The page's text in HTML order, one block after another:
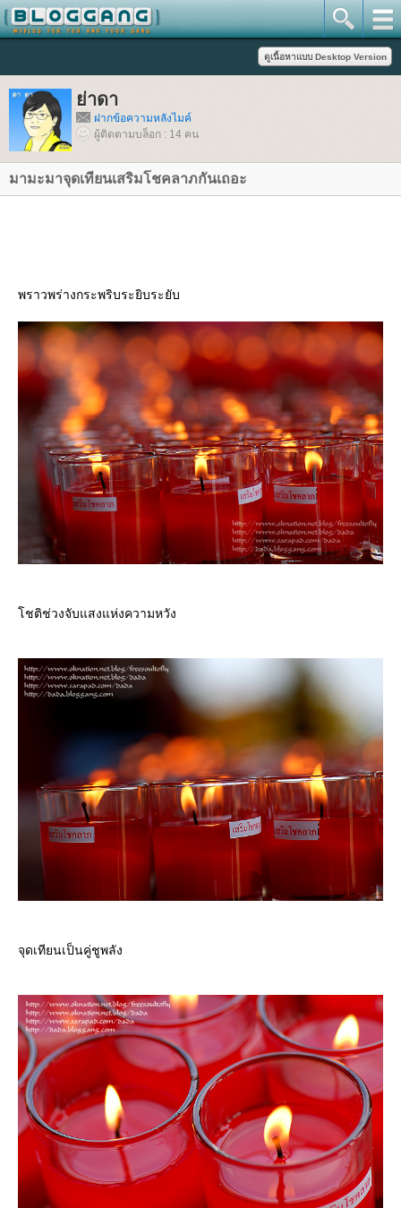
่าดา
ฝากข้อความหลังไมค์
ผู้ติดตามบล็อก : 14 คน
มามะมาจุดเทียนเสริมโชคลาภกันเถอะ
พราวพร่างกระพริบระยิบระยับ
ชติช่วงจับแสงแห่งความหวัง
จุดเทียนเป็นคู่ชูพลัง